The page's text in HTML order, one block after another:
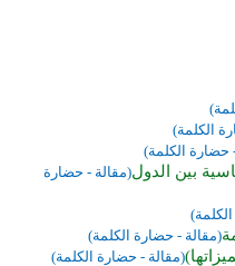
الكلمة)
حضارة الكلمة)
بين الدول(مقالة - حضارة
(مقالة - حضارة الكلمة)
(مقالة - حضارة الكلمة)